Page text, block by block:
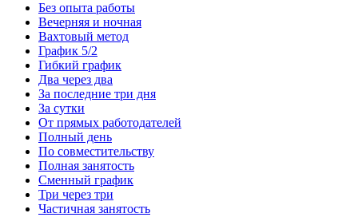
Без опыта работы
Вечерняя и ночная
Вахтовый метод
График 5/2
Гибкий график
Два через два
За последние три дня
За сутки
От прямых работодателей
Полный день
По совместительству
Полная занятость
Сменный график
Три через три
Частичная занятость